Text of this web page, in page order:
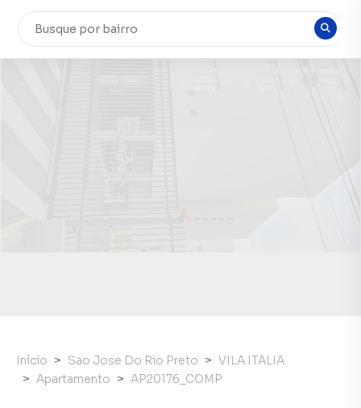
Início Sao Jose Do Rio Preto
VILA ITALIA
Apartamento
AP20176_COMP